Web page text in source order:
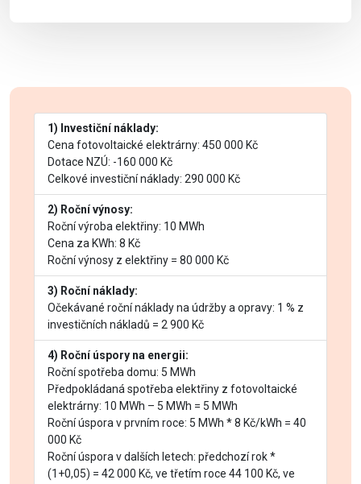
1) Investiční náklady:
Cena fotovoltaické elektrárny: 450 000 Kč
Dotace NZÚ: -160 000 Kč
Celkové investiční náklady: 290 000 Kč
2) Roční výnosy:
Roční výroba elektřiny: 10 MWh
Cena za KWh: 8 Kč
Roční výnosy z elektřiny = 80 000 Kč
3) Roční náklady:
Očekávané roční náklady na údržby a opravy: 1 % z
investičních nákladů = 2 900 Kč
4) Roční úspory na energii:
Roční spotřeba domu: 5 MWh
Předpokládaná spotřeba elektřiny z fotovoltaické
elektrárny: 10 MWh – 5 MWh = 5 MWh
Roční úspora v prvním roce: 5 MWh * 8 Kč/kWh = 40
000 Kč
Roční úspora v dalších letech: předchozí rok *
(1+0,05) = 42 000 Kč, ve třetím roce 44 100 Kč, ve